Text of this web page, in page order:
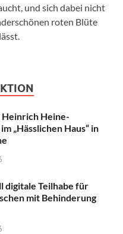
und sich dabei nicht
roten Blüte
Heinrich Heine-
„Hässlichen Haus“ in
digitale Teilhabe für
mit Behinderung